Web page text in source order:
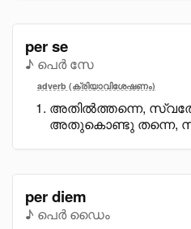
per se
♪ പെർ സേ
adverb (ക്രിയാവിശേഷണം)
അതിൽത്തന്നെ,
അതുകൊണ്ടു തന്നെ,
per diem
♪ പെർ ഡൈം